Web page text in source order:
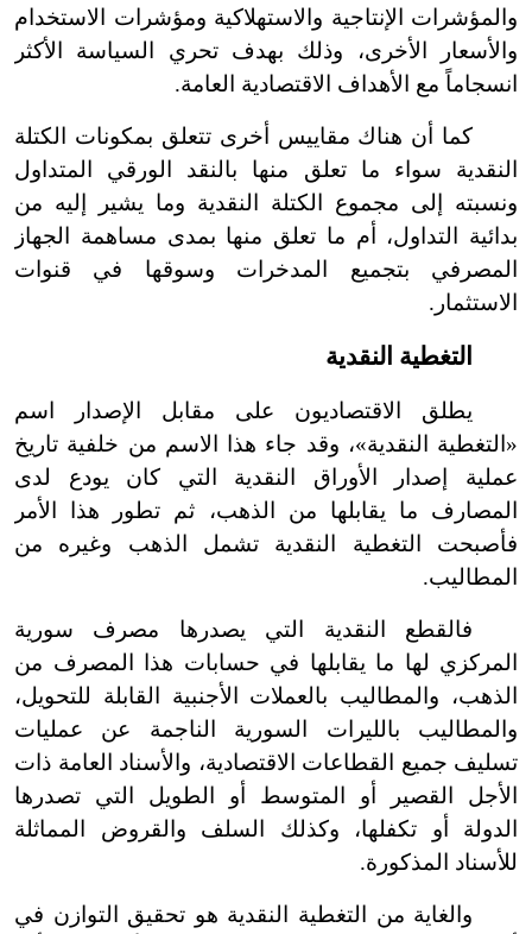
والمؤشرات الإنتاجية والاستهلاكية ومؤشرات الاستخدام
والأسعار الأخرى، وذلك بهدف تحري السياسة الأكثر
انسجاماً مع الأهداف الاقتصادية العامة.
كما أن هناك مقاييس أخرى تتعلق بمكونات الكتلة
النقدية سواء ما تعلق منها بالنقد الورقي المتداول
ونسبته إلى مجموع الكتلة النقدية وما يشير إليه من
بدائية التداول، أم ما تعلق منها بمدى مساهمة الجهاز
المصرفي بتجميع المدخرات وسوقها في قنوات
الاستثمار.
التغطية النقدية
يطلق الاقتصاديون على مقابل الإصدار اسم
«التغطية النقدية»، وقد جاء هذا الاسم من خلفية تاريخ
عملية إصدار الأوراق النقدية التي كان يودع لدى
المصارف ما يقابلها من الذهب، ثم تطور هذا الأمر
فأصبحت التغطية النقدية تشمل الذهب وغيره من
المطاليب.
فالقطع النقدية التي يصدرها مصرف سورية
المركزي لها ما يقابلها في حسابات هذا المصرف من
الذهب، والمطاليب بالعملات الأجنبية القابلة للتحويل،
والمطاليب بالليرات السورية الناجمة عن عمليات
تسليف جميع القطاعات الاقتصادية، والأسناد العامة ذات
الأجل القصير أو المتوسط أو الطويل التي تصدرها
الدولة أو تكفلها، وكذلك السلف والقروض المماثلة
للأسناد المذكورة.
والغاية من التغطية النقدية هو تحقيق التوازن في